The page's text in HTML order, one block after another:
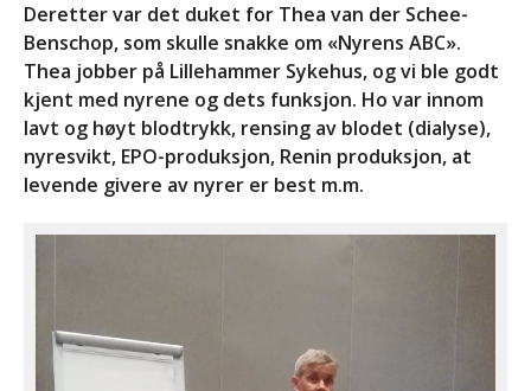
Deretter var det duket for Thea van der Schee-
Benschop, som skulle snakke om «Nyrens ABC».
Thea jobber på Lillehammer Sykehus, og vi ble godt
kjent med nyrene og dets funksjon. Ho var innom
lavt og høyt blodtrykk, rensing av blodet (dialyse),
nyresvikt, EPO-produksjon, Renin produksjon, at
levende givere av nyrer er best m.m.